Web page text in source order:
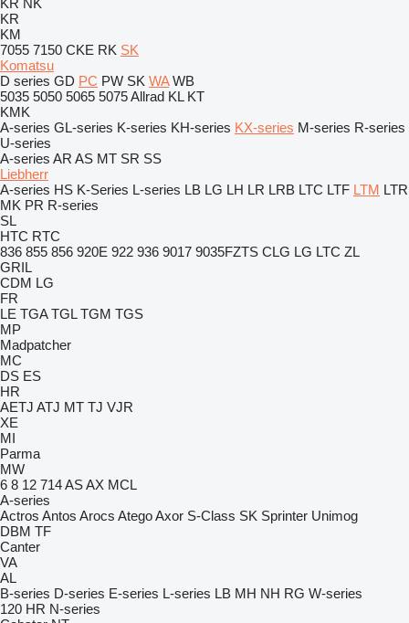
KR NK
KR
KM
7055 7150 CKE RK SK
Komatsu
D series GD PC PW SK WA WB
5035 5050 5065 5075Allrad KL KT
KMK
A-series GL-series K-series KH-series KX-series M-series R-series
U-series
A-series AR AS MT SR SS
Liebherr
A-series HS K-Series L-series LB LG LH LR LRB LTC LTF LTM LTR
MK PR R-series
SL
HTC RTC
836 855 856 920E 922 936 9017 9035FZTS CLG LG LTC ZL
GRIL
CDM LG
FR
LE TGA TGL TGM TGS
MP
Madpatcher
MC
DS ES
HR
AETJ ATJ MT TJ VJR
XE
MI
Parma
MW
6 8 12 714ASAX MCL
A-series
Actros Antos Arocs AtegoAxor S-Class SK Sprinter Unimog
DBM TF
Canter
VA
AL
B-series D-series E-series L-series LB MH NH RG W-series
120 HR N-series